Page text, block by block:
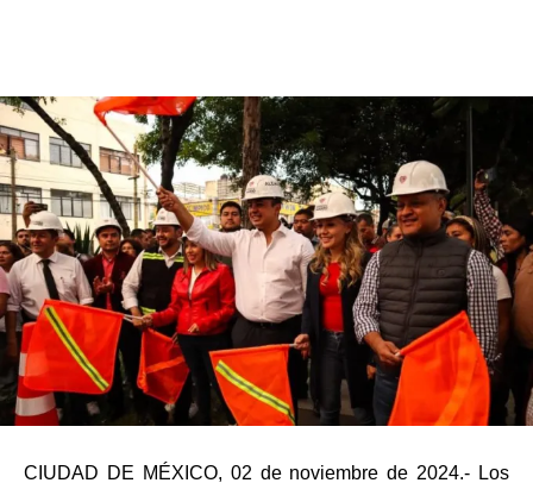
CIUDAD DE MÉXICO, 02 de noviembre de 2024.- Los